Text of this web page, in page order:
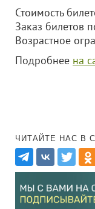
Стоимость
Заказ билетов
Возрастное
Подробнее на
ЧИТАЙТЕ НАС В